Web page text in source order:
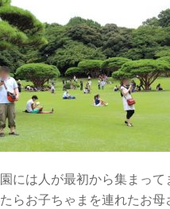
には人が最初から集まって
らお子ちゃまを連れたお母